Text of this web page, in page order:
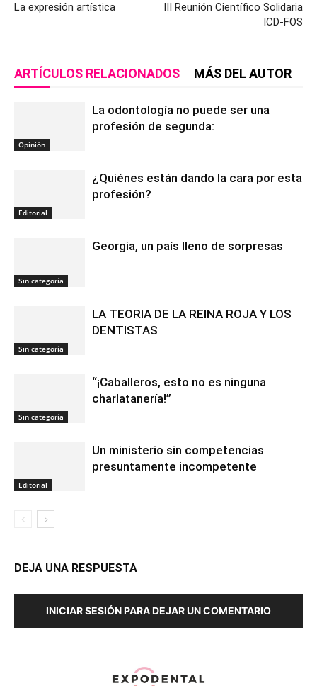
La expresión artística
III Reunión Científico Solidaria
ICD-FOS
ARTÍCULOS RELACIONADOS MÁS DEL AUTOR
Opinión
La odontología no puede ser una
profesión de segunda:
Editorial
¿Quiénes están dando la cara por esta
profesión?
Sin categoría
Georgia, un país lleno de sorpresas
Sin categoría
LA TEORIA DE LA REINA ROJA Y LOS
DENTISTAS
Sin categoría
“¡Caballeros, esto no es ninguna
charlatanería!”
Editorial
Un ministerio sin competencias
presuntamente incompetente
DEJA UNA RESPUESTA
INICIAR SESIÓN PARA DEJAR UN COMENTARIO